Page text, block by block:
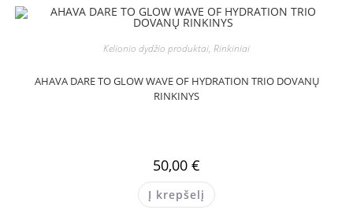
Kelionio dydžio produktai, Rinkiniai
AHAVA DARE TO GLOW WAVE OF HYDRATION TRIO DOVANŲ
RINKINYS
50,00 €
Į krepšelį